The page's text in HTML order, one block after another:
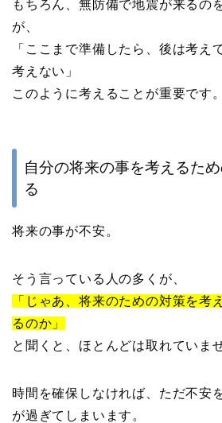
もちろん、無防備で地震が来るの
が、
「ここまで準備したら、後は考え
考えない」
このように考えることが重要です。
自分の将来の事を考えるた
る
将来の事が不安。
そう言っている人の多くが、
「じゃあ、将来のための対策を考
るのか」
と聞くと、ほとんどは取れていま
時間を確保しなければ、ただ不安
が過ぎてしまいます。